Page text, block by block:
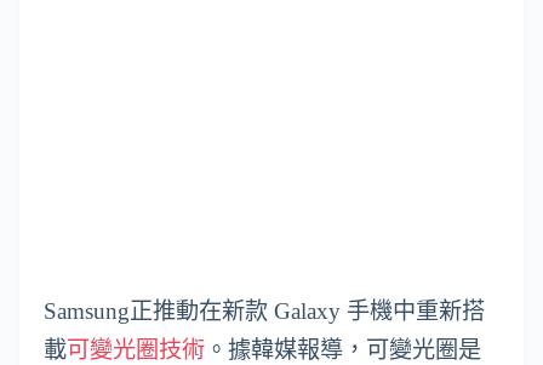
Samsung正推動在新款 Galaxy 手機中重新搭
載可變光圈技術 。據韓媒報導，可變光圈是